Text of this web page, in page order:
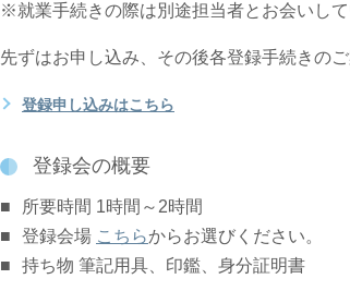
※就業手続きの際は別途担当者とお会いして
先ずはお申し込み、その後各登録手続きのご
登録申し込みはこちら
登録会の概要
所要時間 1時間～2時間
登録会場 こちらからお選びください。
持ち物 筆記用具、印鑑、身分証明書